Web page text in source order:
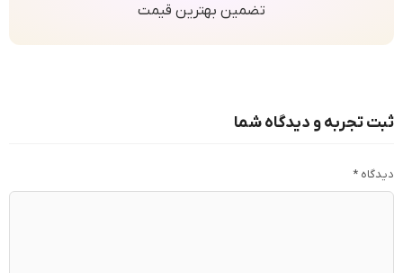
تضمین بهترین قیمت
ثبت تجربه و دیدگاه شما
دیدگاه *